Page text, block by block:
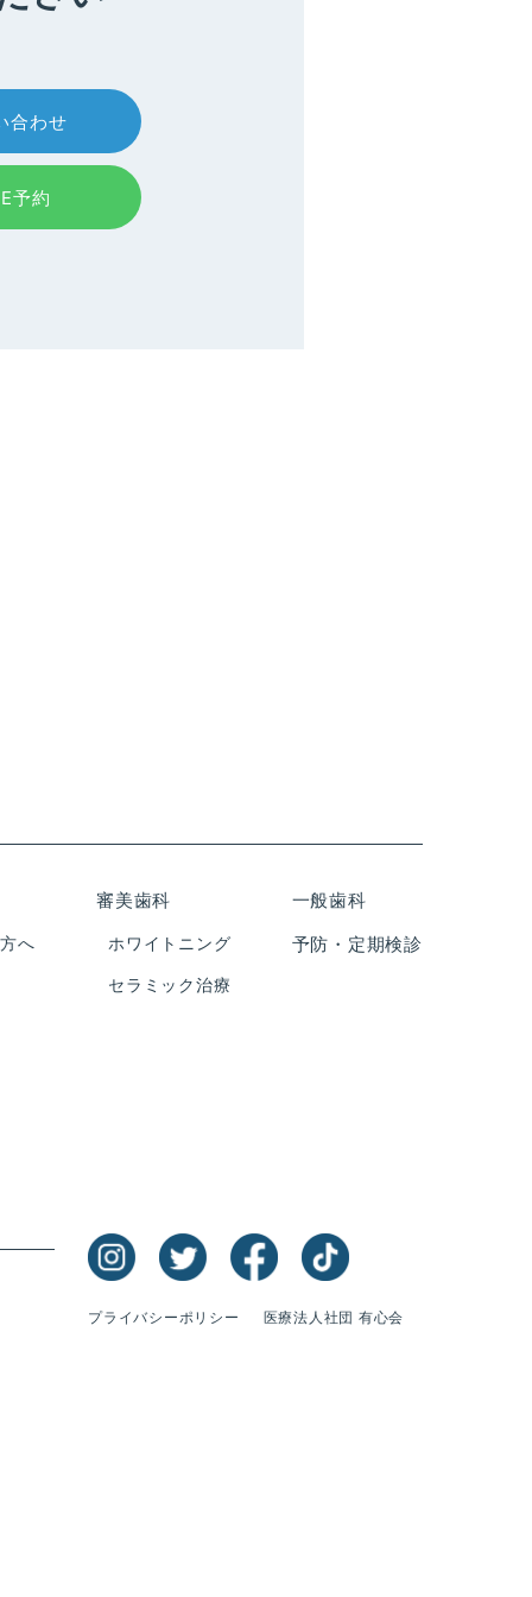
合わせ
予約
へ
審美歯科
ホワイトニング
セラミック治療
一般歯科
予防・定期検診
プライバシーポリシー 医療法人社団 有心会